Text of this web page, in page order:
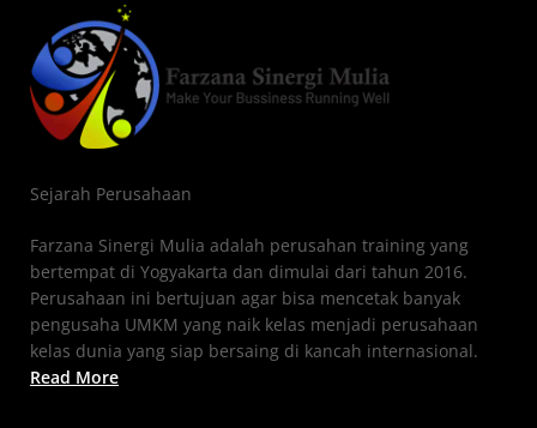
Sejarah Perusahaan
Farzana Sinergi Mulia adalah perusahan training yang
bertempat di Yogyakarta dan dimulai dari tahun 2016.
Perusahaan ini bertujuan agar bisa mencetak banyak
pengusaha UMKM yang naik kelas menjadi perusahaan
kelas dunia yang siap bersaing di kancah internasional.
Read More